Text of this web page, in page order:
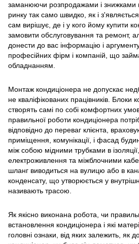
заманюючи розпродажами і знижками
ринку так само швидко, як і
сам вирішує, де і у кого йому купити
замовити обслуговування та ремонт,
донести до вас інформацію і
професійних фірм і компаній, що
обладнанням.
Монтаж кондиціонера не допускає
не кваліфікованих працівників. Блоки
створять самі по собі комфортних
правильної роботи кондиціонера
відповідно до переваг клієнта,
приміщення, комунікації, і фасад
між собою мідними трубками в
електроживлення та міжблочними
шланг виводиться на вулицю або в
конденсату, що утворюється у
називають трасою.
Як якісно виконана робота, чи
встановлення кондиціонера і які
головні ознаки, від яких залежить, як